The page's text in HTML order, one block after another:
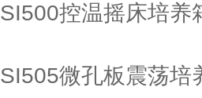
SI500控温摇床培养
SI505微孔板震荡培